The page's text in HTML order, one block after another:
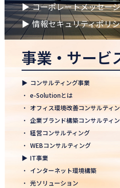
2026.03.09
健康経営優良法人2026に認定 ― 日
取り組み
2026.02.09
「すべての日本企業を世界へ」─
2026.01.26
知覧幹部研修に行って参りました
2026年 新年のご挨拶
2025.12.26
一年の感謝を込めて、大掃除を行
▶ コーポレートメッセー
▶ 情報セキュリティポリ
事業・サービ
▶ コンサルティング事業
・ e-Solutionとは
・ オフィス環境改善コンサルティ
・ 企業ブランド構築コンサルティ
・ 経営コンサルティング
・ WEBコンサルティング
▶ IT事業
・ インターネット環境構築
・ 光ソリューション